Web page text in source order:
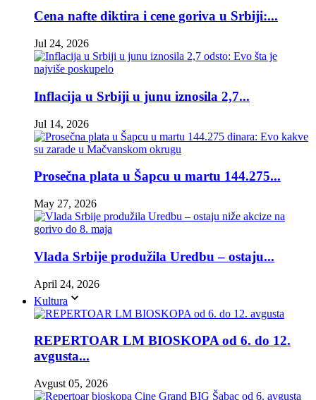
Cena nafte diktira i cene goriva u Srbiji:...
Jul 24, 2026
Inflacija u Srbiji u junu iznosila 2,7...
Jul 14, 2026
Prosečna plata u Šapcu u martu 144.275...
May 27, 2026
Vlada Srbije produžila Uredbu – ostaju...
April 24, 2026
Kultura
REPERTOAR LM BIOSKOPA od 6. do 12.
avgusta...
Avgust 05, 2026